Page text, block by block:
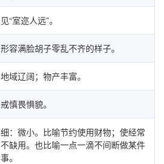
见“室迩人远”。
形容满脸胡子零乱不齐的样子。
地域辽阔；物产丰富。
戒慎畏惧貌。
细：微小。比喻节约使用财物；使经常
不缺用。也比喻一点一滴不间断做某件
事。